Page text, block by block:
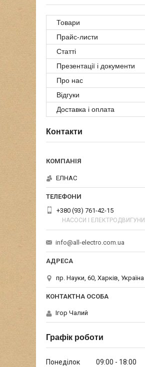
Товари
Прайс-листи
Статті
Презентації і документи
Про нас
Відгуки
Доставка і оплата
Контакти
ЕЛНАС
+380 (93) 761-42-15
НАСОСИ І ЕЛЕКТРОДВИГУНИ
info@all-electro.com.ua
пр. Науки, 60, Харків, Україна
Ігор Чалий
Графік роботи
Понеділок 09:00
18:00